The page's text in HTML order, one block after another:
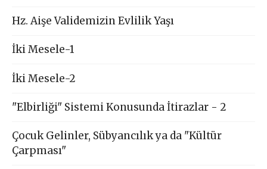
Hz. Aişe Validemizin Evlilik Yaşı
İki Mesele-1
İki Mesele-2
"Elbirliği" Sistemi Konusunda İtirazlar - 2
Çocuk Gelinler, Sübyancılık ya da "Kültür
Çarpması"